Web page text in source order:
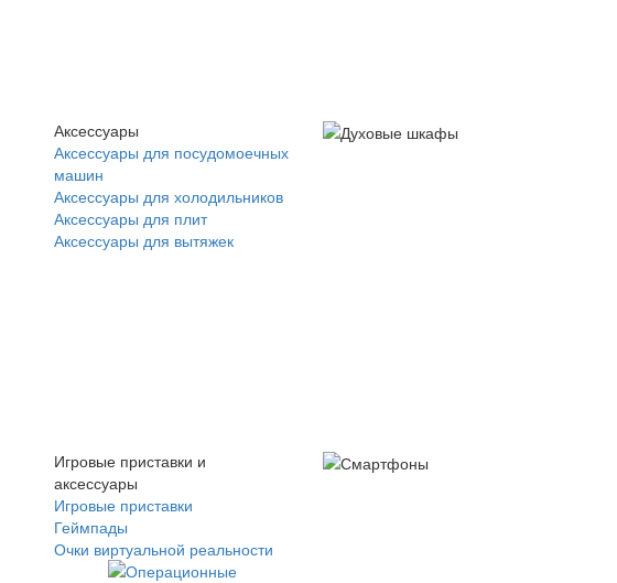
Аксессуары
Аксессуары для посудомоечных
машин
Аксессуары для холодильников
Аксессуары для плит
Аксессуары для вытяжек
Игровые приставки и
аксессуары
Игровые приставки
Геймпады
Очки виртуальной реальности